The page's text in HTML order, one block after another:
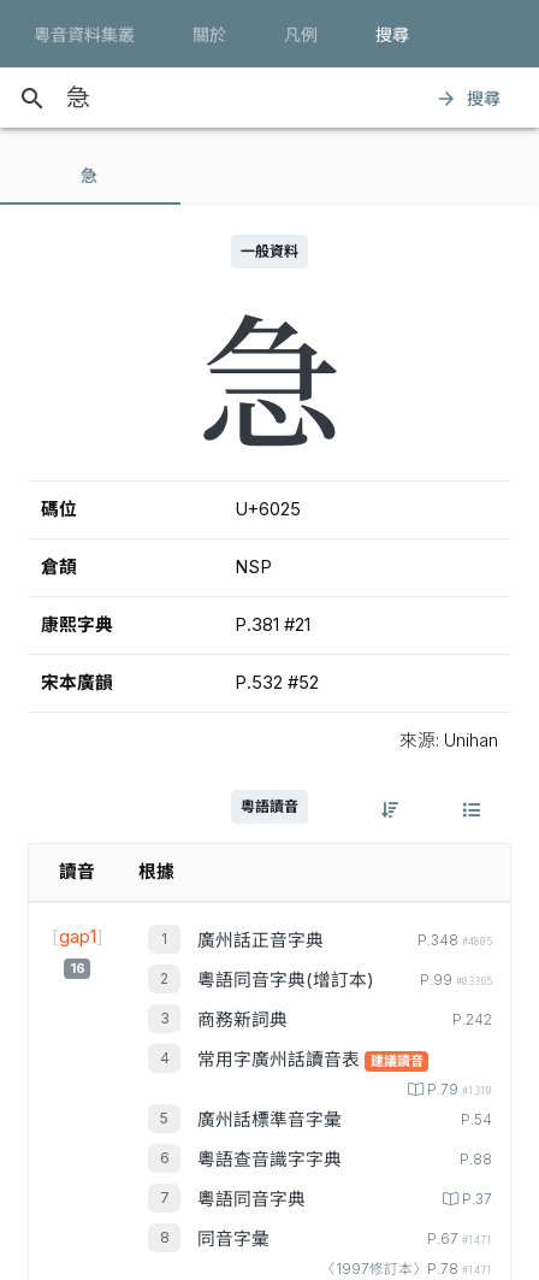
粵音資料集叢 關於 凡例 搜尋
search arrow_forward 搜尋
急
一般資料
急
碼位 U+6025
倉頡 NSP
康熙字典 P.381 #21
宋本廣韻 P.532 #52
來源: Unihan
粵語讀音
讀音 根據
[gap1]
16
廣州話正音字典 P.348 #4805
粵語同音字典(增訂本) P.99 #03365
商務新詞典 P.242
常用字廣州話讀音表 建議讀音
P.79 #1310
廣州話標準音字彙 P.54
粵語查音識字字典 P.88
粵語同音字典 P.37
同音字彙 P.67 #1471
〈1997修訂本〉P.78 #1471